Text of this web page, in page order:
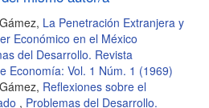
La Penetración Extranjera y
Económico en el México
del Desarrollo. Revista
Economía: Vol. 1 Núm. 1 (1969)
Reflexiones sobre el
, Problemas del Desarrollo.